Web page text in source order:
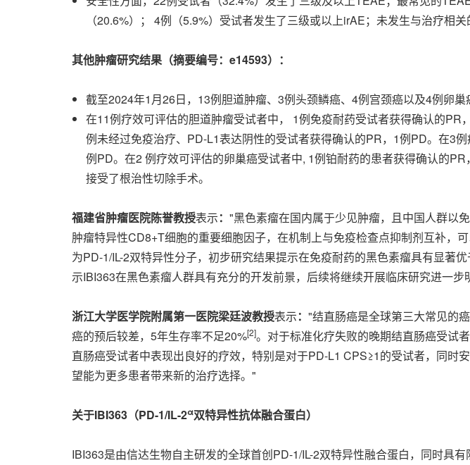
（20.6%）； 4例（5.9%）受试者发生了三级或以上irAE；未发生与治疗相关
其他肿瘤研究结果（摘要编号： e14593）：
截至2024年1月26日，13例胆道肿瘤、3例头颈鳞癌、4例宫颈癌以及4例卵巢
在11例疗效可评估的胆道肿瘤受试者中， 1例免疫耐药受试者获得确认的
例未经过免疫治疗、PD-L1表达阴性的受试者获得确认的PR，1例PD。在3
例PD。在2 例疗效可评估的卵巢癌受试者中, 1例铂耐药的患者获得确认的
接受了根治性切除手术。
福建省肿瘤医院陈誉教授表示： "黑色素瘤在国内属于少见肿瘤，且中国人群以
肿瘤特异性CD8+T细胞的重要细胞因子，在机制上与免疫检查点抑制剂互补，
为PD-1/IL-2双特异性分子，初步研究结果提示在免疫耐药的黑色素瘤具有显著
示IBI363在黑色素瘤人群具有充分的开发前景，后续将继续开展临床研究进一
浙江大学医学院附属第一医院梁廷波教授表示： "结直肠癌是全球第三大常见的
癌的预后较差，5年生存率不足20%[2]。对于标准化疗失败的晚期结直肠癌受试
直肠癌受试者中表现出良好的疗效，特别是对于PD-L1 CPS≥1的受试者，同
望能为更多患者带来新的治疗选择。"
关于IBI363（PD-1/IL-2α双特异性抗体融合蛋白）
IBI363是由信达生物自主研发的全球首创PD-1/IL-2双特异性融合蛋白，同时具